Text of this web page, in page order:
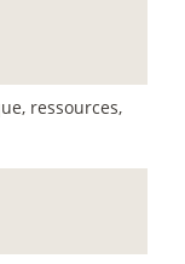
ressources,